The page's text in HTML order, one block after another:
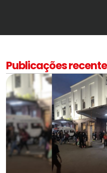
Publicações